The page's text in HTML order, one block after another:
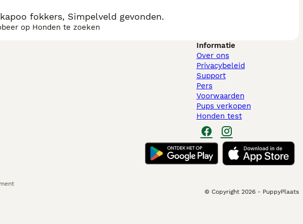
fokkers, Simpelveld gevonden.
op Honden te zoeken
Informatie
Over ons
Privacybeleid
Support
Pers
Voorwaarden
Pups verkopen
Honden test
© Copyright 2026 - PuppyPlaats